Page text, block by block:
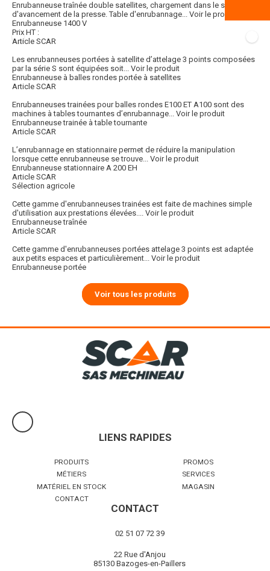
Enrubanneuse traînée double satellites, chargement dans le sens
d'avancement de la presse. Table d'enrubannage... Voir le produit
Enrubanneuse 1400 V
Prix HT :
Article SCAR
Les enrubanneuses portées à satellite d’attelage 3 points composées
par la série S sont équipées soit... Voir le produit
Enrubanneuse à balles rondes portée à satellites
Article SCAR
Enrubanneuses trainées pour balles rondes E100 ET A100 sont des
machines à tables tournantes d’enrubannage... Voir le produit
Enrubanneuse trainée à table tournante
Article SCAR
L’enrubannage en stationnaire permet de réduire la manipulation
lorsque cette enrubanneuse se trouve... Voir le produit
Enrubanneuse stationnaire A 200 EH
Article SCAR
Sélection agricole
Cette gamme d'enrubanneuses trainées est faite de machines simple
d'utilisation aux prestations élevées.... Voir le produit
Enrubanneuse traînée
Article SCAR
Cette gamme d'enrubanneuses portées attelage 3 points est adaptée
aux petits espaces et particulièrement... Voir le produit
Enrubanneuse portée
Voir tous les produits
LIENS RAPIDES
PRODUITS
PROMOS
MÉTIERS
SERVICES
MATÉRIEL EN STOCK
MAGASIN
CONTACT
CONTACT
02 51 07 72 39
22 Rue d'Anjou
85130 Bazoges-en-Paillers